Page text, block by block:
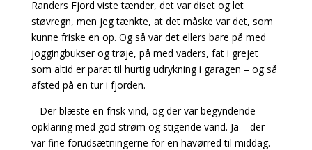
Randers Fjord viste tænder, det var diset og let
støvregn, men jeg tænkte, at det måske var det, som
kunne friske en op. Og så var det ellers bare på med
joggingbukser og trøje, på med vaders, fat i grejet
som altid er parat til hurtig udrykning i garagen – og så
afsted på en tur i fjorden.
– Der blæste en frisk vind, og der var begyndende
opklaring med god strøm og stigende vand. Ja – der
var fine forudsætningerne for en havørred til middag.